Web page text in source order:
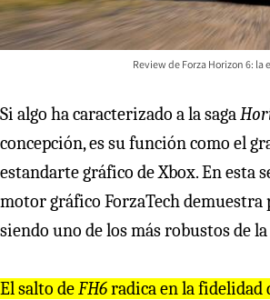
Review de Forza Horizon 6:
Si algo ha caracterizado a la saga
concepción, es su función como el
estandarte gráfico de Xbox. En esta
motor gráfico ForzaTech demuestra
siendo uno de los más robustos de
El salto deFH6radica en la fidelidad